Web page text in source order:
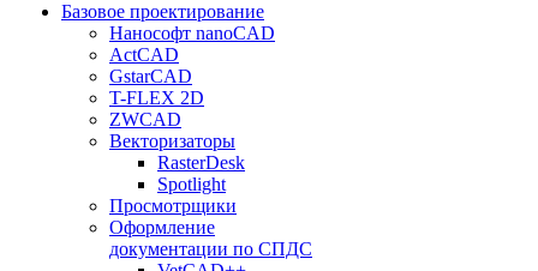
Базовое проектирование
Нанософт nanoCAD
ActCAD
GstarCAD
T-FLEX 2D
ZWCAD
Векторизаторы
RasterDesk
Spotlight
Просмотрщики
Оформление
документации по СПДС